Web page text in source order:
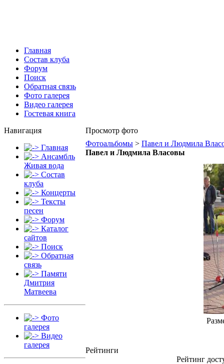
Главная
Состав клуба
Форум
Поиск
Обратная связь
Фото галерея
Видео галерея
Гостевая книга
Навигация
Главная
Ансамбль
Живая вода
Состав
клуба
Концерты
Тексты
песен
Форум
Каталог
сайтов
Поиск
Обратная
связь
Памяти
Дмитрия
Матвеева
Фото
галерея
Видео
галерея
Просмотр фото
Фотоальбомы > Павел и Людмила
Павел и Людмила Власовы
Рейтинги
Рейтинг